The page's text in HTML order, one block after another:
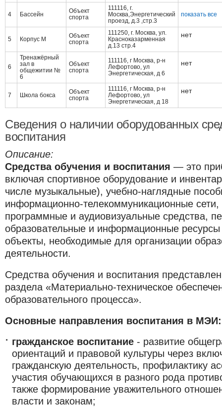
4 Бассейн
Объект
спорта
111116, г.
Москва,Энергетический
проезд, д.3 ,стр.3
показать все
5 Корпус М
Объект
спорта
111250, г. Москва, ул.
Красноказарменная
д.13 стр.4
нет
6
Тренажёрный
зал в
общежитии №
6
Объект
спорта
111116, г Москва, р-н
Лефортово, ул
Энергетическая, д 6
нет
7 Школа бокса
Объект
спорта
111116, г Москва, р-н
Лефортово, ул
Энергетическая, д 18
нет
Сведения о наличии оборудованных
воспитания
Описание:
Средства обучения и воспитания — это
включая спортивное оборудование и
числе музыкальные), учебно-наглядные
информационно-телекоммуникационные сети,
программные и аудиовизуальные средства,
образовательные и информационные
объекты, необходимые для организации
деятельности.
Средства обучения и воспитания
раздела «Материально-техническое
образовательного процесса».
Основные направления воспитания в МЭИ:
гражданское воспитание - развитие
ориентаций и правовой культуры через
гражданскую деятельность, профилактику
участия обучающихся в разного рода
также формирование уважительного
власти и законам;